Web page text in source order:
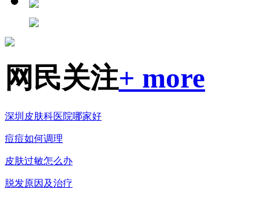
网民关注+ more
深圳皮肤科医院哪家好
痘痘如何调理
皮肤过敏怎么办
脱发原因及治疗